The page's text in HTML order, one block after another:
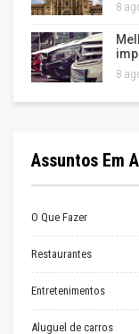
8
8
Assuntos Em
O Que Fazer
Restaurantes
Entretenimentos
Aluguel de carros